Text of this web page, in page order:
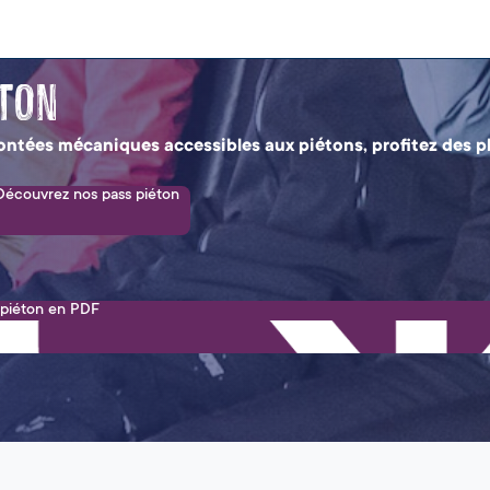
mécaniques accessibles aux piétons, profitez des
nos pass piéton
en PDF